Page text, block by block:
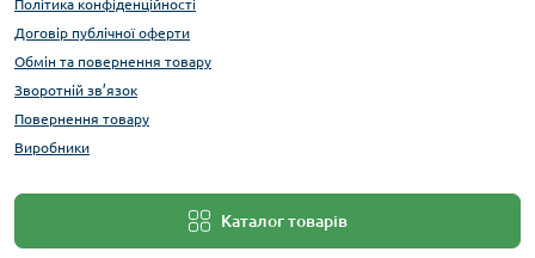
Політика конфіденційності
Договір публічної оферти
Обмін та повернення товару
Зворотній зв’язок
Повернення товару
Виробники
Каталог товарів